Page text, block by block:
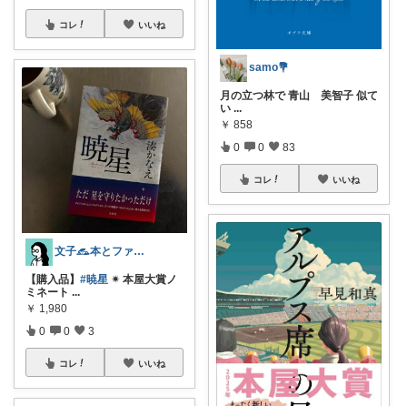
コレ いいね
文子𓃺本とファッション
【購入品】 #暁星 ✴︎ 本屋大賞ノ
ミネート ...
￥ 1,980
0 0 3
コレ いいね
samo💐
月の立つ林で 青山 美智子 似て
い ...
￥ 858
0 0 83
コレ いいね